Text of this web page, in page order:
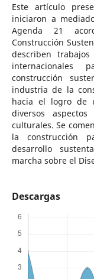
Este artículo
iniciaron a
Agenda 21
Construcción
describen
internacionales
construcción
industria de la
hacia el logro de
diversos
culturales. Se
la construcción
desarrollo
marcha sobre el
Descargas